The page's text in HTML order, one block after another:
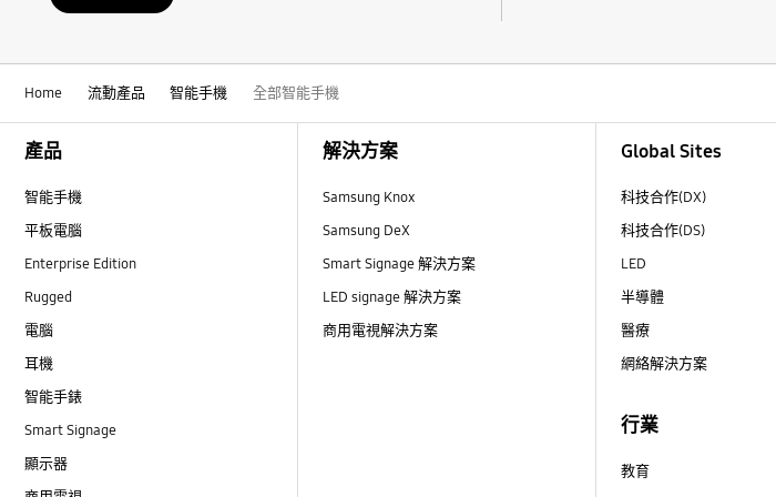
Home 流動產品 智能手機 全部智能手機
產品
智能手機
平板電腦
Enterprise Edition
Rugged
電腦
耳機
智能手錶
Smart Signage
顯示器
解決方案
Samsung Knox
Samsung DeX
Smart Signage 解決方案
LED signage 解決方案
商用電視解決方案
Global Sites
科技合作(DX)
科技合作(DS)
LED
半導體
醫療
網絡解決方案
行業
教育